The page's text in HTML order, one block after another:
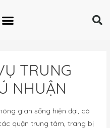
TRUNG
NHUẬN
gian sống hiện đại, có
quận trung tâm, trang bị